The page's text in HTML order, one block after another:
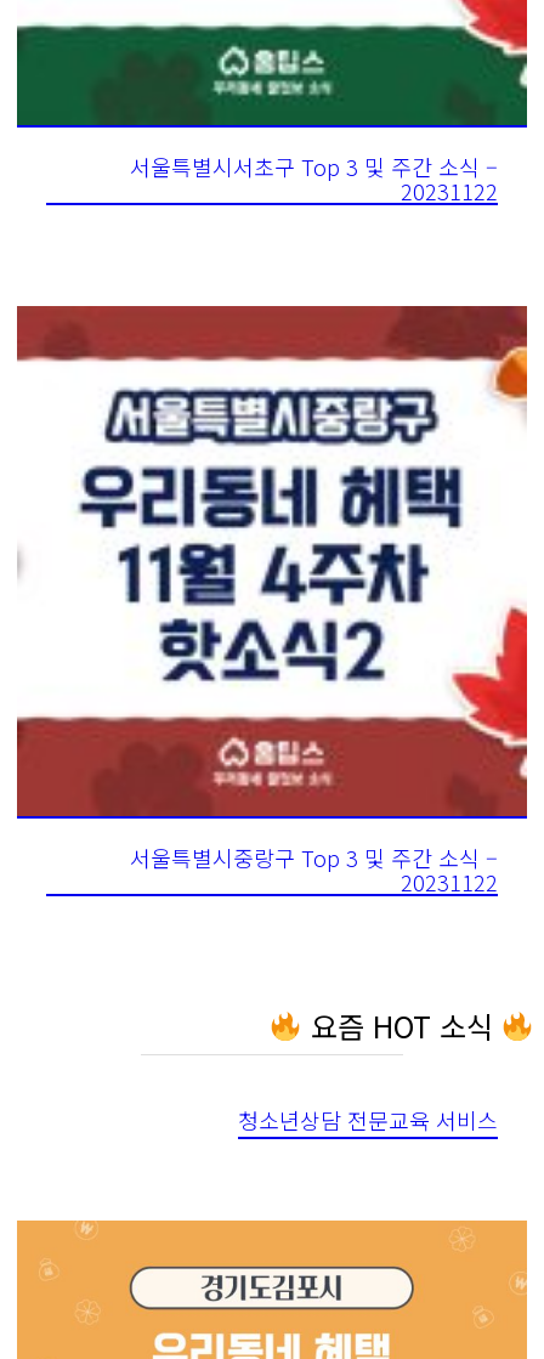
서울특별시서초구 Top 3 및 주간 소식 –
20231122
서울특별시중랑구 Top 3 및 주간 소식 –
20231122
요즘 HOT 소식
청소년상담 전문교육 서비스